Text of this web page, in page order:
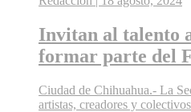
Invitan al talento
formar parte del
Ciudad de Chihuahua.- La
artistas, creadores y